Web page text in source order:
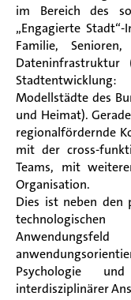
im Bereich des
„Engagierte
Familie,
Modellstädte des
und Heimat).
regionalfördernde
mit der cross-
Teams, mit
Organisation.
Dies ist neben den
Psychologie
interdisziplinärer